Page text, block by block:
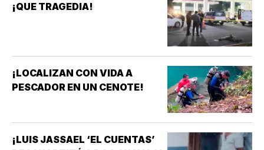
¡QUE TRAGEDIA!
¡LOCALIZAN CON VIDA A
PESCADOR EN UN CENOTE!
¡LUIS JASSAEL ‘EL CUENTAS’